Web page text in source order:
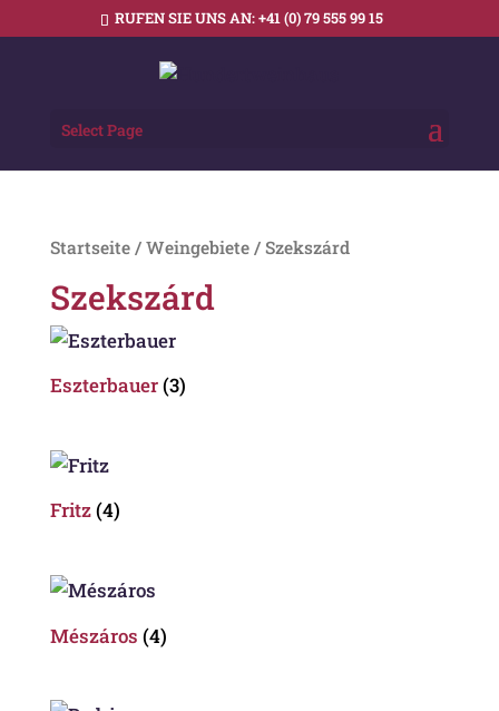
RUFEN SIE UNS AN:+41 (0) 79 555 99 15
Select Page
Startseite/ Weingebiete/ Szekszárd
Szekszárd
Eszterbauer(3)
Fritz(4)
Mészáros (4)